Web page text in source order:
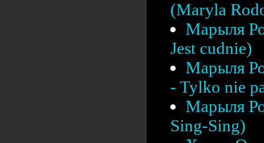
(Maryla
Марыля
Jest cudnie)
Марыля
- Tylko nie
Марыля
Sing-Sing)